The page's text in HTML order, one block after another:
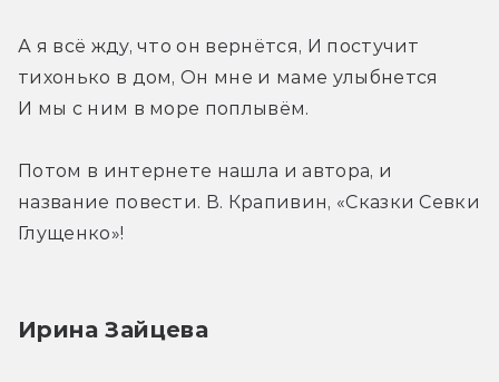
А я всё жду, что он вернётся, И постучит
тихонько в дом, Он мне и маме улыбнется
И мы с ним в море поплывём.
Потом в интернете нашла и автора, и
название повести. В. Крапивин, «Сказки Севки
Глущенко»!
Ирина Зайцева